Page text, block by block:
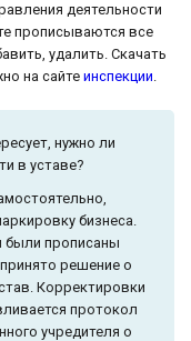
деятельности
прописываются все
удалить. Скачать
на сайте инспекции.
нужно ли
в уставе?
бизнеса.
были прописаны
решение о
Корректировки
протокол
учредителя о